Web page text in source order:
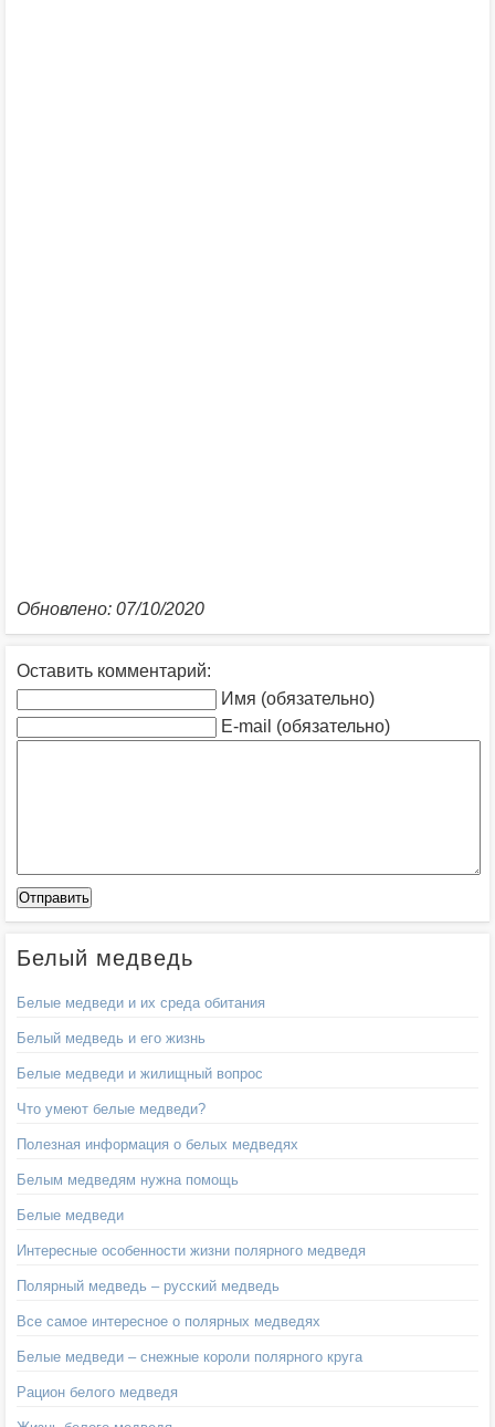
Обновлено: 07/10/2020
Оставить комментарий:
Имя (обязательно)
E-mail (обязательно)
Белый медведь
Белые медведи и их среда обитания
Белый медведь и его жизнь
Белые медведи и жилищный вопрос
Что умеют белые медведи?
Полезная информация о белых медведях
Белым медведям нужна помощь
Белые медведи
Интересные особенности жизни полярного медведя
Полярный медведь – русский медведь
Все самое интересное о полярных медведях
Белые медведи – снежные короли полярного круга
Рацион белого медведя